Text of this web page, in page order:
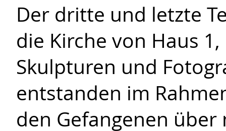
Der dritte und letzte
die Kirche von Haus
Skulpturen und
entstanden im
den Gefangenen